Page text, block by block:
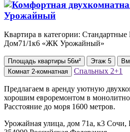
Квартира в категории:
Дом71/1к6 «ЖК Урожайный»
Площадь квартиры 56м² Этаж 5
Комнат 2-комнатная Спальных 2+1
Предлагаем в аренду уютную
хорошим евроремонтом в
Расстояние до моря 1600 метров.
Урожайная улица, дом 71а, к3 Сочи,